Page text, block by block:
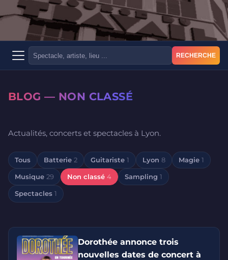
RECHERCHE
BLOG — NON CLASSÉ
Actualités, concerts et spectacles à Lyon.
Tous Batterie 2 Guitariste 1 Lyon 8 Magie 1
Musique 29 Non classé 4 Sampling 1
Spectacles 1
Dorothée annonce trois
nouvelles dates de concert à